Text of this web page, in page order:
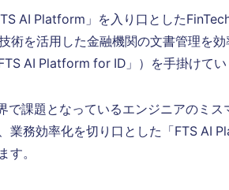
AI Platform」を入り口とした
術を活用した金融機関の文書管理を
AI Platform for ID」）を手掛けて
で課題となっているエンジニアのミ
業務効率化を切り口とした「FTS AI
す。